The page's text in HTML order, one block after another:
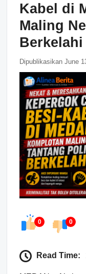
Kabel di
Maling
Berkelahi
Dipublikasikan June
0 0
Read Time: